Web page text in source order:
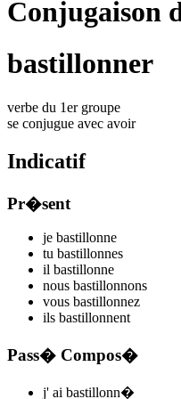
Conjugaison
bastillonner
verbe du 1er groupe
se conjugue avec avoir
Indicatif
Pr�sent
je bastillonne
tu bastillonnes
il bastillonne
nous bastillonnons
vous bastillonnez
ils bastillonnent
Pass� Compos�
j' ai bastillonn�